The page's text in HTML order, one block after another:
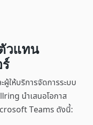
วแทน
ให้บริการจัดการระบบ
นำเสนอโอกาส
Teams ดังนี้: